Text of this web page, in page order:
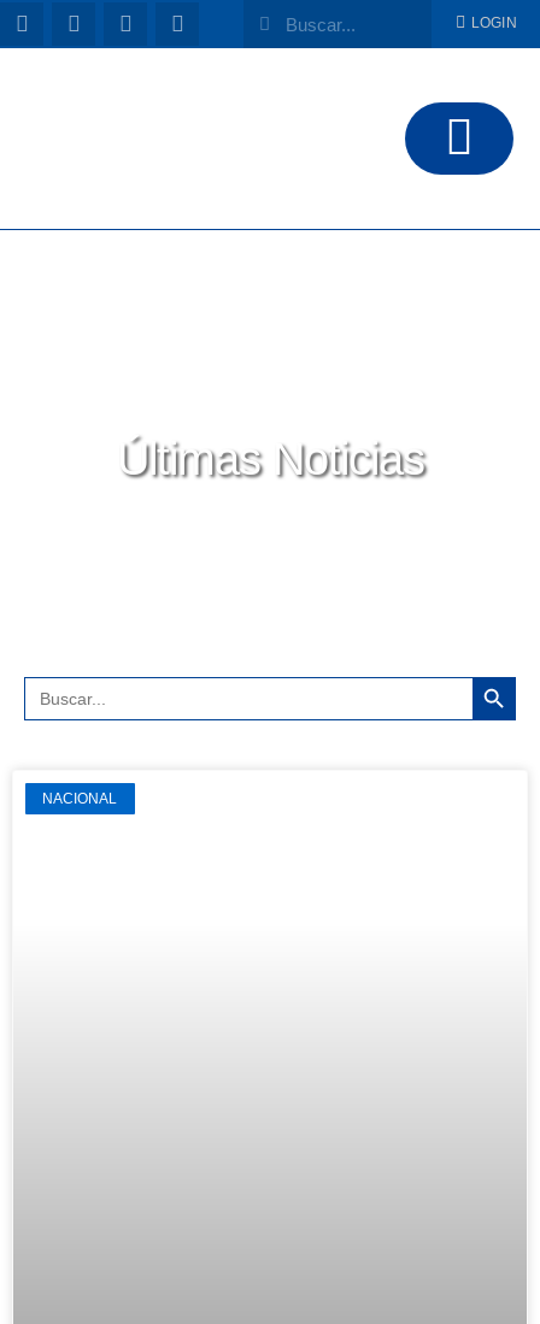
LOGIN
Últimas Noticias
Buscar: Botón
NACIONAL